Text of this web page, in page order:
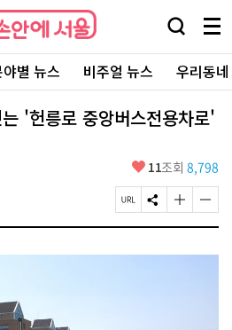
검
창
열
기
메
뉴
전
체
보
기
별 뉴스 비주얼 뉴스 우리동
'헌릉로 중앙버스전용차로'
좋
요
11조회 8,798
페
이
U
S
N
공
글
자
기
글
자
기